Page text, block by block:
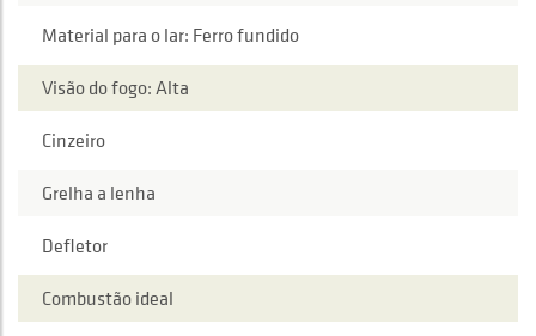
Material para o lar: Ferro fundido
Visão do fogo: Alta
Cinzeiro
Grelha a lenha
Defletor
Combustão ideal